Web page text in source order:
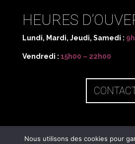
HEURES
Lundi, Mardi, Jeudi, Samedi :
Vendredi : 15h00 – 22h00
Nous utilisons des cookies pour